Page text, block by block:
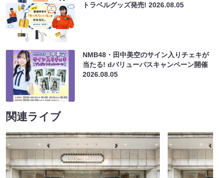
トラベルグッズ発売!2026.08.05
NMB48・田中美空のサイン入りチェキが
当たる! dバリューパスキャンペーン開催
2026.08.05
関連ライブ